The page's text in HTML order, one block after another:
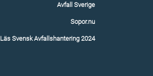
Avfall Sverige
Sopor.nu
Läs Svensk Avfallshantering 2024